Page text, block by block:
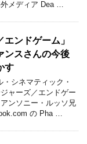
メディア Dea …
ンドゲーム」
ンスさんの今後
す
シネマティック・
ャーズ／エンドゲー
ンソニー・ルッソ兄
の Pha …